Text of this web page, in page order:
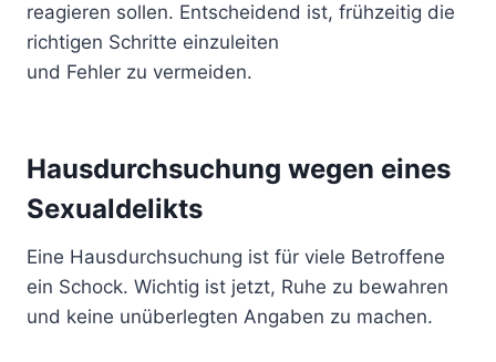
reagieren sollen. Entscheidend ist, frühzeitig die
richtigen Schritte einzuleiten
und Fehler zu vermeiden.
Hausdurchsuchung wegen eines
Sexualdelikts
Eine Hausdurchsuchung ist für viele Betroffene
ein Schock. Wichtig ist jetzt, Ruhe zu bewahren
und keine unüberlegten Angaben zu machen.